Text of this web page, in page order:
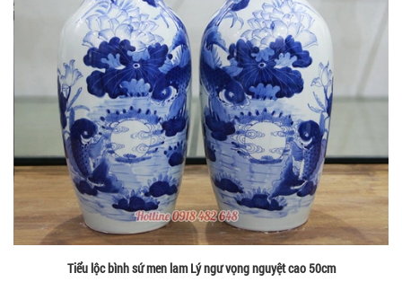
Tiểu lộc bình sứ men lam Lý ngư vọng nguyệt cao 50cm